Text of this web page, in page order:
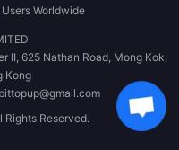
Worldwide
II, 625 Nathan Road, Mong Kok,
Kong
Reserved.